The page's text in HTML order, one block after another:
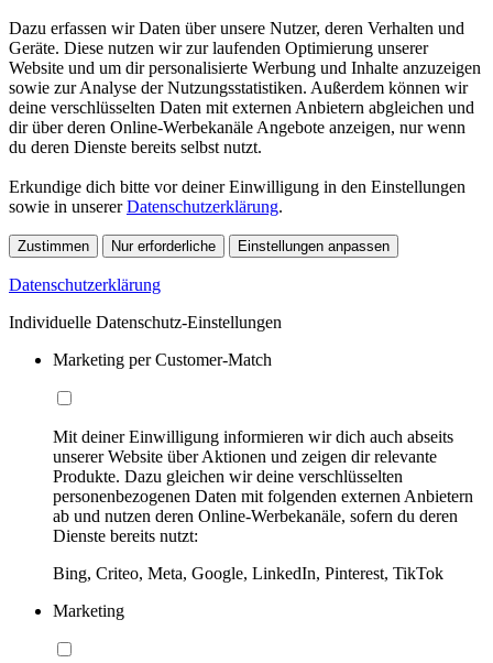
Dazu erfassen wir Daten über unsere Nutzer, deren Verhalten und
Geräte. Diese nutzen wir zur laufenden Optimierung unserer
Website und um dir personalisierte Werbung und Inhalte anzuzeigen
sowie zur Analyse der Nutzungsstatistiken. Außerdem können wir
deine verschlüsselten Daten mit externen Anbietern abgleichen und
dir über deren Online-Werbekanäle Angebote anzeigen, nur wenn
du deren Dienste bereits selbst nutzt.
Erkundige dich bitte vor deiner Einwilligung in den Einstellungen
sowie in unsererDatenschutzerklärung.
Zustimmen Nur erforderliche Einstellungen anpassen
Datenschutzerklärung
Individuelle Datenschutz-Einstellungen
Marketing per Customer-Match
Mit deiner Einwilligung informieren wir dich auch abseits
unserer Website über Aktionen und zeigen dir relevante
Produkte. Dazu gleichen wir deine verschlüsselten
personenbezogenen Daten mit folgenden externen Anbietern
ab und nutzen deren Online-Werbekanäle, sofern du deren
Dienste bereits nutzt:
Bing, Criteo, Meta, Google, LinkedIn, Pinterest, TikTok
Marketing